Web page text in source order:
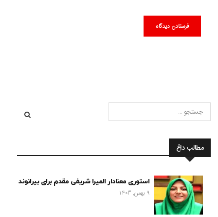
مطالب داغ
استوری معنادار المیرا شریفی مقدم برای بیرانوند
9 بهمن, 1403